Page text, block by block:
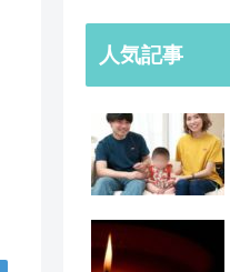
人気記事